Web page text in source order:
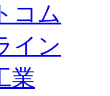
コム
イン
業